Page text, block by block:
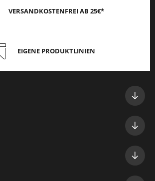
VERSANDKOSTENFREI AB 25€*
EIGENE PRODUKTLINIEN